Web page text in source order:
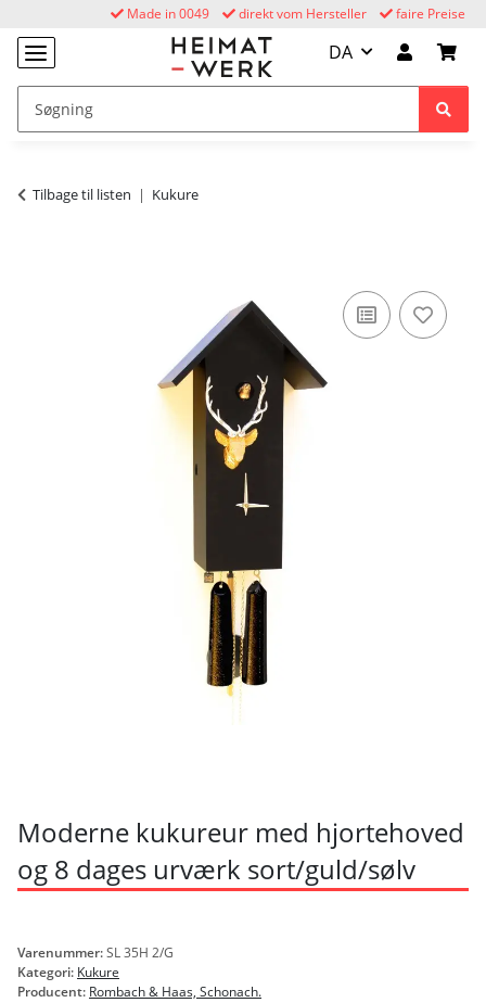
faire Preise
direkt vom Hersteller
Made in 0049
DA
Tilbage til listen Kukure
Moderne kukureur med hjortehoved
og 8 dages urværk sort/guld/sølv
Varenummer:SL 35H 2/G
Kategori: Kukure
Producent: Rombach & Haas, Schonach.